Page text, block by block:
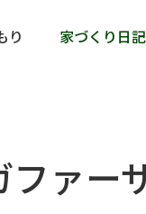
り 家づくり日記
ァー